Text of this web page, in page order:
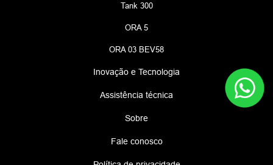
Tank 300
ORA 5
ORA 03 BEV58
Inovação e Tecnologia
Assistência técnica
Sobre
Fale conosco